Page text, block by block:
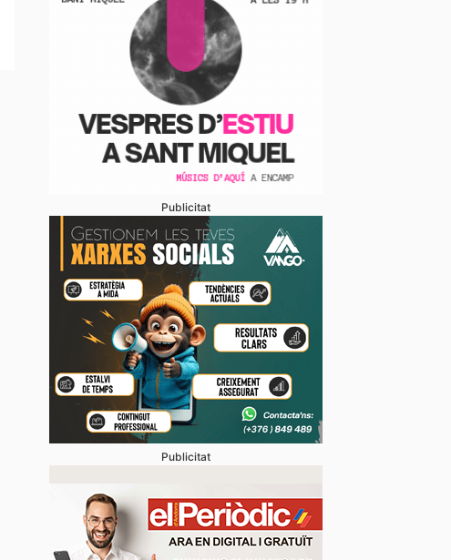
[Amb vídeos] L’arribada d’una esperada i intensa
acompanyada de calamarsa no dona treva
Publicitat
Publicitat